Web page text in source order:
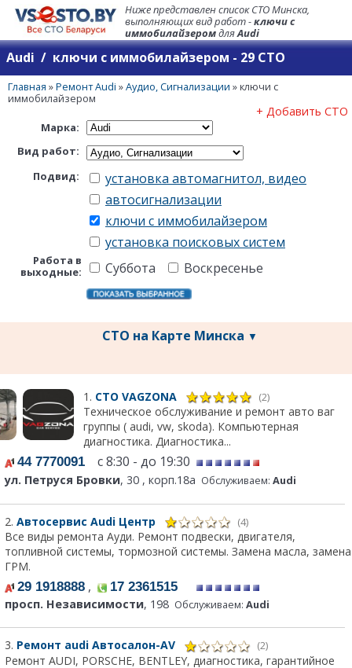
Ниже представлен список СТО Минска,
выполняющих вид работ -ключи с
иммобилайзеромдляAudi
Audi / ключи с иммобилайзером - 29 СТО
Главная »Ремонт Audi »Аудио, Сигнализации »ключи с
иммобилайзером
+ Добавить СТО
Марка:
Вид работ:
Подвид:
установка автомагнитол, видео
автосигнализации
ключи с иммобилайзером
установка поисковых систем
Работа в
выходные:
Суббота Воскресенье
СТО на Карте Минска ▼
1. СТО VAGZONA (2)
Техническое обслуживание и ремонт авто ваг
группы ( audi, vw, skoda). Компьютерная
диагностика. Диагностика...
44 7770091 с 8:30 - до 19:30
ул. Петруся Бровки, 30 , корп.18a Обслуживаем: Audi
2. Автосервис Audi Центр (4)
Все виды ремонта Ауди. Ремонт подвески, двигателя,
топливной системы, тормозной системы. Замена масла, замена
ГРМ.
29 1918888 ,
17 2361515
просп. Независимости, 198 Обслуживаем: Audi
3. Ремонт audi Автосалон-AV (2)
Ремонт AUDI, PORSCHE, BENTLEY, диагностика, гарантийное